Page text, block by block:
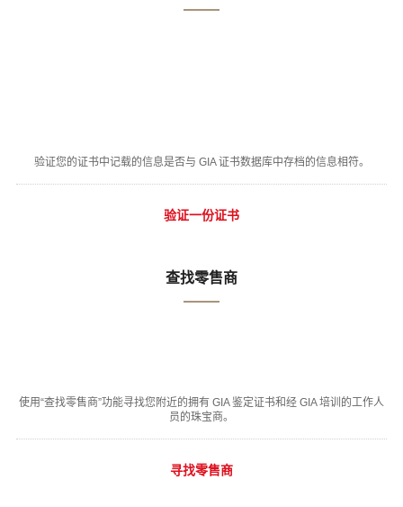
验证您的证书中记载的信息是否与 GIA 证书数据库中存档的信息相符。
验证一份证书
查找零售商
使用“查找零售商”功能寻找您附近的拥有 GIA 鉴定证书和经 GIA 培训的工作人
员的珠宝商。
寻找零售商